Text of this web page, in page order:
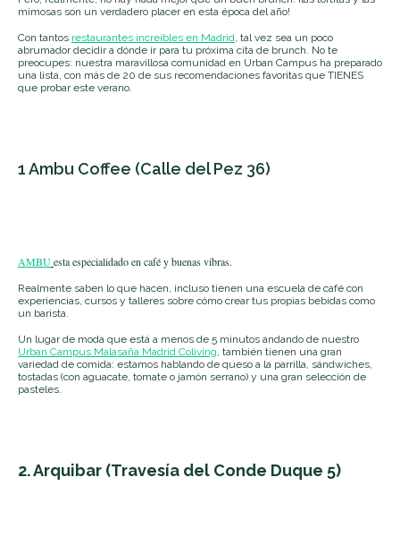
mimosas son un verdadero placer en esta época del año!
Con tantos restaurantes increíbles en Madrid , tal vez sea un poco
abrumador decidir a dónde ir para tu próxima cita de brunch. No te
preocupes: nuestra maravillosa comunidad en Urban Campus ha preparado
una lista, con más de 20 de sus recomendaciones favoritas que TIENES
que probar este verano.
1 Ambu Coffee (Calle del Pez 36)
AMBUesta especialidadoen café y buenas vibras.
Realmente saben lo que hacen, incluso tienen una escuela de café con
experiencias, cursos y talleres sobre cómo crear tus propias bebidas como
un barista.
Un lugar de moda que está a menos de 5 minutos andando de nuestro
Urban Campus Malasaña Madrid Coliving , también tienen una gran
variedad de comida: estamos hablando de queso a la parrilla, sándwiches,
tostadas (con aguacate, tomate o jamón serrano) y una gran selección de
pasteles.
2. Arquibar (Travesía del Conde Duque 5)